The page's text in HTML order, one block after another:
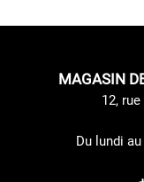
MAGASIN
12,
Du lundi